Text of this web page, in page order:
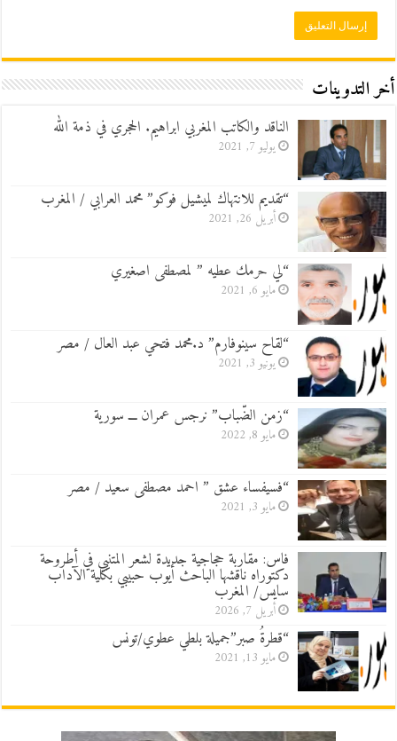
أخر التدوينات
الناقد والكاتب المغربي ابراهيم. الحجري في ذمة الله
يوليو 7, 2021
“تقديم للانتهاك لميشيل فوكو” محمد العرابي / المغرب
أبريل 26, 2021
“لي حرمك عطيه ” لمصطفى اصغيري
مايو 6, 2021
“لقاح سينوفارم” د.محمد فتحي عبد العال / مصر
يونيو 3, 2021
“زمن الضّباب” نرجس عمران ـــ سورية
مايو 8, 2022
“فسيفساء عشق ” احمد مصطفى سعيد / مصر
مايو 3, 2021
فاس: مقاربة حجاجية جديدة لشعر المتنبي في أطروحة
دكتوراه ناقشها الباحث أيوب حبيبي بكلية الآداب
سايس/ المغرب
أبريل 7, 2026
“قطرةُ صبر”جميلة بلطي عطوي/تونس
مايو 13, 2021